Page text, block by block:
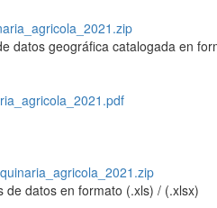
datos geográfica catalogada en
de datos en formato (.xls) / (.xlsx)